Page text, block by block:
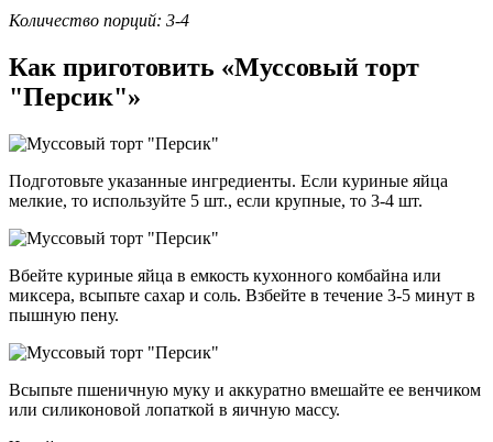
Количество порций: 3-4
Как приготовить «Муссовый торт
"Персик"»
Подготовьте указанные ингредиенты. Если куриные яйца
мелкие, то используйте 5 шт., если крупные, то 3-4 шт.
Вбейте куриные яйца в емкость кухонного комбайна или
миксера, всыпьте сахар и соль. Взбейте в течение 3-5 минут в
пышную пену.
Всыпьте пшеничную муку и аккуратно вмешайте ее венчиком
или силиконовой лопаткой в яичную массу.